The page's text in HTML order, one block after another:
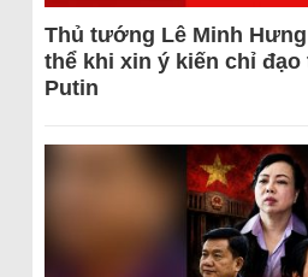
Thủ tướng Lê Minh
thể khi xin ý kiến chỉ
Putin